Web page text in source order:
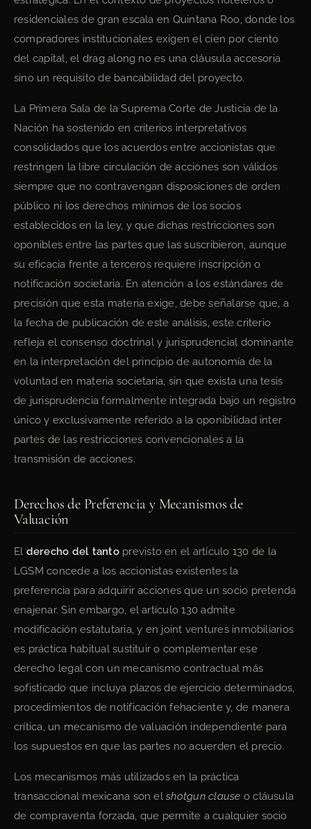
residenciales de gran escala en Quintana Roo, donde los
compradores institucionales exigen el cien por ciento
del capital, el drag along no es una cláusula accesoria
sino un requisito de bancabilidad del proyecto.
La Primera Sala de la Suprema Corte de Justicia de la
Nación ha sostenido en criterios interpretativos
consolidados que los acuerdos entre accionistas que
restringen la libre circulación de acciones son válidos
siempre que no contravengan disposiciones de orden
público ni los derechos mínimos de los socios
establecidos en la ley, y que dichas restricciones son
oponibles entre las partes que las suscribieron, aunque
su eficacia frente a terceros requiere inscripción o
notificación societaria. En atención a los estándares de
precisión que esta materia exige, debe señalarse que, a
la fecha de publicación de este análisis, este criterio
refleja el consenso doctrinal y jurisprudencial dominante
en la interpretación del principio de autonomía de la
voluntad en materia societaria, sin que exista una tesis
de jurisprudencia formalmente integrada bajo un registro
único y exclusivamente referido a la oponibilidad inter
partes de las restricciones convencionales a la
transmisión de acciones.
Derechos de Preferencia y Mecanismos de
Valuación
El derecho del tantoprevisto en el artículo 130 de la
LGSM concede a los accionistas existentes la
preferencia para adquirir acciones que un socio pretenda
enajenar. Sin embargo, el artículo 130 admite
modificación estatutaria, y en joint ventures inmobiliarios
es práctica habitual sustituir o complementar ese
derecho legal con un mecanismo contractual más
sofisticado que incluya plazos de ejercicio determinados,
procedimientos de notificación fehaciente y, de manera
crítica, un mecanismo de valuación independiente para
los supuestos en que las partes no acuerden el precio.
Los mecanismos más utilizados en la práctica
transaccional mexicana son elshotgun clause o cláusula
de compraventa forzada, que permite a cualquier socio